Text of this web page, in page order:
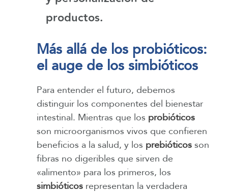
productos.
Más allá de los probióticos:
el auge de los simbióticos
Para entender el futuro, debemos
distinguir los componentes del bienestar
intestinal. Mientras que los probióticos
son microorganismos vivos que confieren
beneficios a la salud, y los prebióticos son
fibras no digeribles que sirven de
«alimento» para los primeros, los
simbióticos representan la verdadera